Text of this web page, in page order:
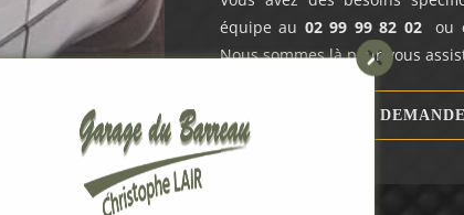
équipe au 02 99 99 82 02ou
Nous sommes là pour vous